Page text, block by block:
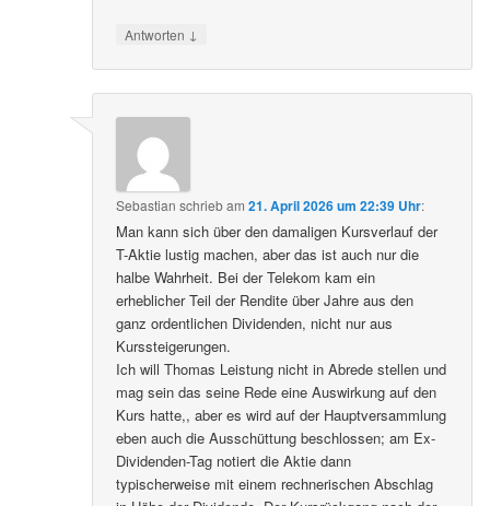
Antworten ↓
Sebastian schriebam21. April 2026 um 22:39 Uhr:
Man kann sich über den damaligen Kursverlauf der
T-Aktie lustig machen, aber das ist auch nur die
halbe Wahrheit. Bei der Telekom kam ein
erheblicher Teil der Rendite über Jahre aus den
ganz ordentlichen Dividenden, nicht nur aus
Kurssteigerungen.
Ich will Thomas Leistung nicht in Abrede stellen und
mag sein das seine Rede eine Auswirkung auf den
Kurs hatte,, aber es wird auf der Hauptversammlung
eben auch die Ausschüttung beschlossen; am Ex-
Dividenden-Tag notiert die Aktie dann
typischerweise mit einem rechnerischen Abschlag